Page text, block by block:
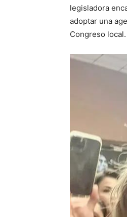
legisladora
adoptar una
Congreso local.